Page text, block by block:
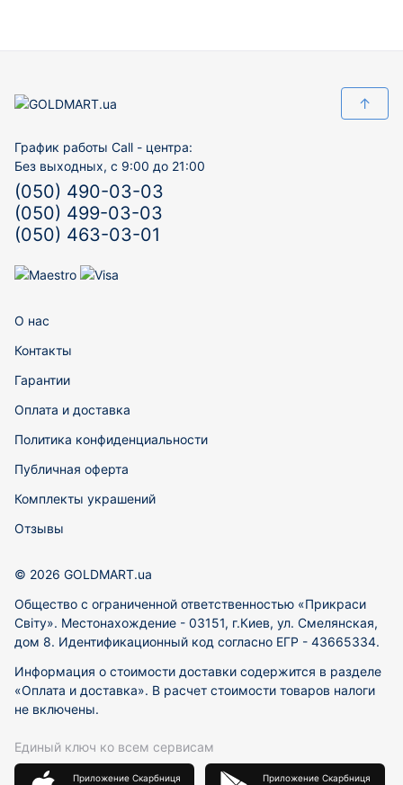
↑
График работы Call - центра:
Без выходных, с 9:00 до 21:00
(050) 490-03-03
(050) 499-03-03
(050) 463-03-01
О нас
Контакты
Гарантии
Оплата и доставка
Политика конфиденциальности
Публичная оферта
Комплекты украшений
Отзывы
© 2026 GOLDMART.ua
Общество с ограниченной ответственностью «Прикраси
Світу». Местонахождение - 03151, г.Киев, ул. Смелянская,
дом 8. Идентификационный код согласно ЕГР - 43665334.
Информация о стоимости доставки содержится в разделе
«Оплата и доставка». В расчет стоимости товаров налоги
не включены.
Единый ключ ко всем сервисам
Приложение Скарбниця Приложение Скарбниця